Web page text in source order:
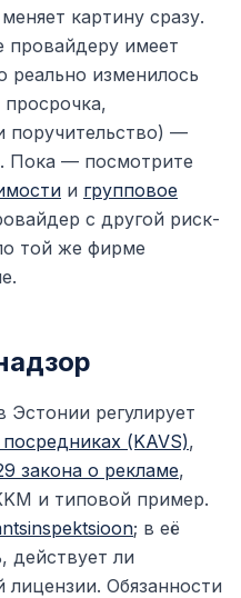
картину сразу.
провайдеру имеет
реально изменилось
поручительство) —
Пока — посмотрите
и групповое
с другой риск-
той же фирме
Эстонии регулирует
(KAVS),
закона о рекламе,
и типовой пример.
; в её
действует ли
Обязанности